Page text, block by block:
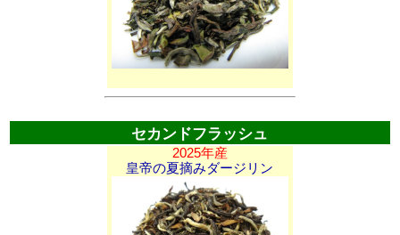
セカンドフラッシュ
2025年産
皇帝の夏摘みダージリン